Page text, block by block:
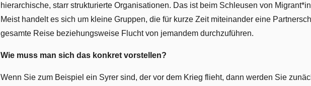
hierarchische, starr strukturierte Organisationen. Das ist beim Schleusen von
Meist handelt es sich um kleine Gruppen, die für kurze Zeit miteinander eine
gesamte Reise beziehungsweise Flucht von jemandem durchzuführen.
Wie muss man sich das konkret vorstellen?
Wenn Sie zum Beispiel ein Syrer sind, der vor dem Krieg flieht, dann werden Sie